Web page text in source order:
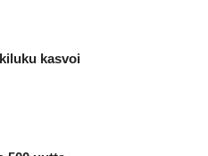
kasvoi